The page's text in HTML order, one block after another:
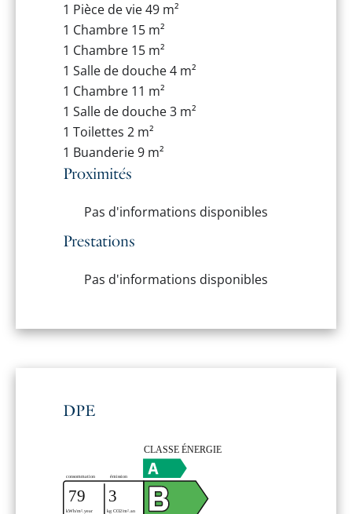
1 Pièce de vie49 m²
1 Chambre 15 m²
1 Chambre 15 m²
1 Salle de douche4 m²
1 Chambre 11 m²
1 Salle de douche3 m²
1 Toilettes 2 m²
1 Buanderie9 m²
Proximités
Pas d'informations disponibles
Prestations
Pas d'informations disponibles
DPE